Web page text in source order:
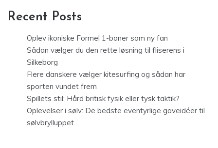
Recent Posts
Oplev ikoniske Formel 1-baner som ny fan
Sådan vælger du den rette løsning til fliserens i
Silkeborg
Flere danskere vælger kitesurfing og sådan har
sporten vundet frem
Spillets stil: Hård britisk fysik eller tysk taktik?
Oplevelser i sølv: De bedste eventyrlige gaveidéer til
sølvbrylluppet